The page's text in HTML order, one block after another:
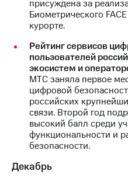
присуждена за
Биометрического
курорте.
Рейтинг сервисов
пользователей
экосистем и
МТС заняла первое
цифровой
российских
связи. Второй год
высокий балл среди
функциональности и
безопасности.
Декабрь